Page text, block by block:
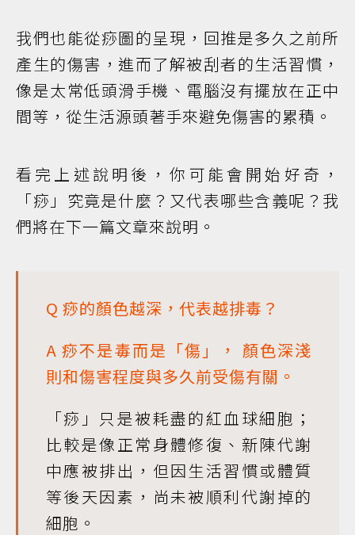
我們也能從痧圖的呈現，回推是多久之前所
產生的傷害，進而了解被刮者的生活習慣，
像是太常低頭滑手機、電腦沒有擺放在正中
間等，從生活源頭著手來避免傷害的累積。
看完上述說明後，你可能會開始好奇，
「痧」究竟是什麼？又代表哪些含義呢？我
們將在下一篇文章來說明。
Q 痧的顏色越深，代表越排毒？
A 痧不是毒而是「傷」， 顏色深淺
則和傷害程度與多久前受傷有關。
「痧」只是被耗盡的紅血球細胞；
比較是像正常身體修復、新陳代謝
中應被排出，但因生活習慣或體質
等後天因素，尚未被順利代謝掉的
細胞。